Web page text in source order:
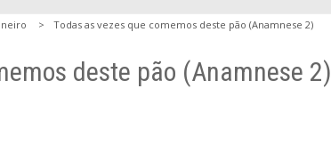
Todas as vezes que comemos deste pão (Anamnese 2)
deste pão (Anamnese 2)